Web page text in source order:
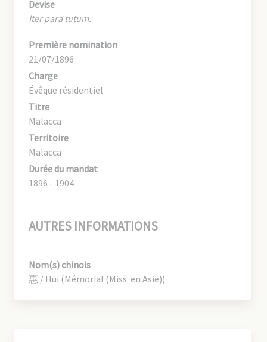
Devise
Iter para tutum.
Première nomination
21/07/1896
Charge
Évêque résidentiel
Titre
Malacca
Territoire
Malacca
Durée du mandat
1896 - 1904
AUTRES INFORMATIONS
Nom(s) chinois
惠 / Hui (Mémorial (Miss. en Asie))